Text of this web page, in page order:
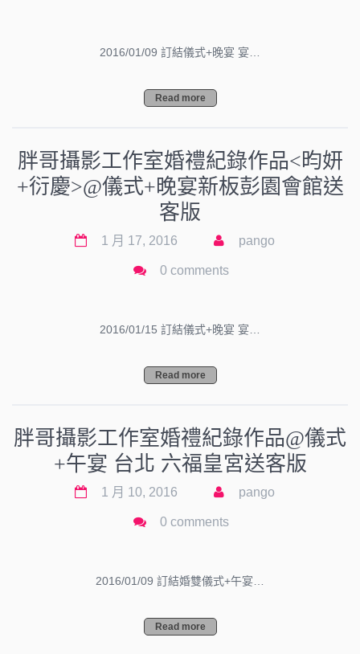
2016/01/09 訂結儀式+晚宴 宴…
Read more
胖哥攝影工作室婚禮紀錄作品<昀妍
+衍慶>@儀式+晚宴新板彭園會館送
客版
1 月 17, 2016 pango
0 comments
2016/01/15 訂結儀式+晚宴 宴…
Read more
胖哥攝影工作室婚禮紀錄作品@儀式
+午宴 台北 六福皇宮送客版
1 月 10, 2016 pango
0 comments
2016/01/09 訂結婚雙儀式+午宴…
Read more